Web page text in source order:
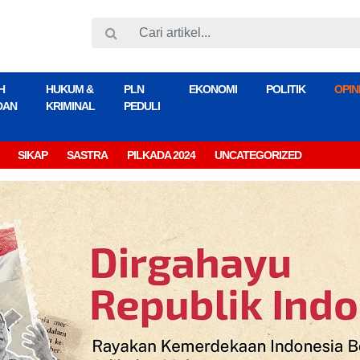
HUKUM &
KRIMINAL
PLN
PEDULI
EKONOMI POLITIK OPINI
SIKAP SASTRA PILKADA 2024 UNCATEGORIZED